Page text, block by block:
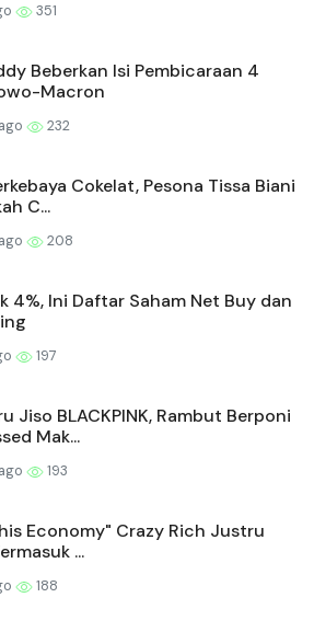
351
Beberkan Isi Pembicaraan 4
Macron
232
Cokelat, Pesona Tissa Biani
C...
208
4%, Ini Daftar Saham Net Buy dan
197
Jiso BLACKPINK, Rambut Berponi
Mak...
193
Economy" Crazy Rich Justru
...
188